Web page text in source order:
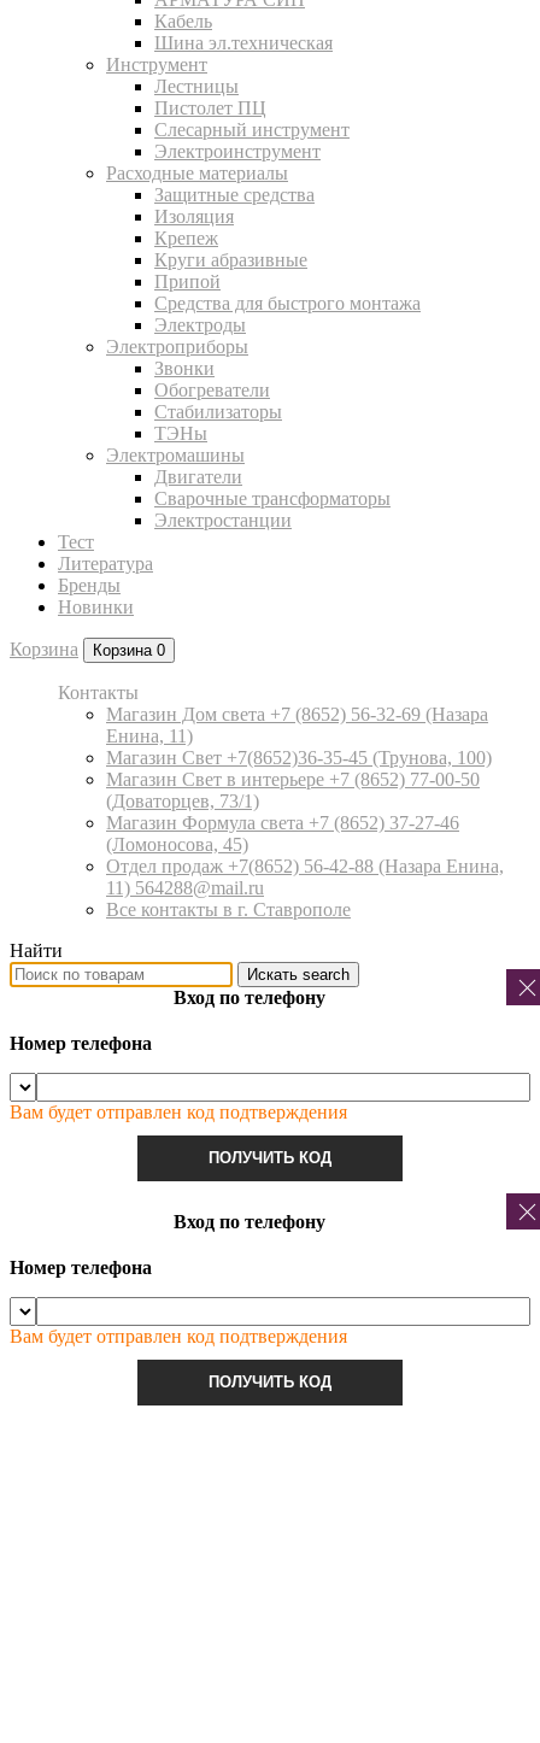
Кабель
Шина эл.техническая
Инструмент
Лестницы
Пистолет ПЦ
Слесарный инструмент
Электроинструмент
Расходные материалы
Защитные средства
Изоляция
Крепеж
Круги абразивные
Припой
Средства для быстрого монтажа
Электроды
Электроприборы
Звонки
Обогреватели
Стабилизаторы
ТЭНы
Электромашины
Двигатели
Сварочные трансформаторы
Электростанции
Тест
Литература
Бренды
Новинки
Корзина Корзина 0
Контакты
Магазин Дом света +7 (8652) 56-32-69 (Назара
Енина, 11)
Магазин Свет +7(8652)36-35-45 (Трунова, 100)
Магазин Свет в интерьере +7 (8652) 77-00-50
(Доваторцев, 73/1)
Магазин Формула света +7 (8652) 37-27-46
(Ломоносова, 45)
Отдел продаж +7(8652) 56-42-88 (Назара Енина,
11) 564288@mail.ru
Все контакты в г. Ставрополе
Найти
Искать search
Вход по телефону
Номер телефона
Вам будет отправлен код подтверждения
ПОЛУЧИТЬ КОД
Вход по телефону
Номер телефона
Вам будет отправлен код подтверждения
ПОЛУЧИТЬ КОД